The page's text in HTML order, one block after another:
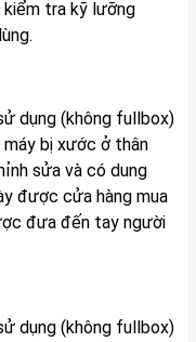
kiểm tra kỹ lưỡng
dụng (không fullbox)
bị xước ở thân
sửa và có dung
được cửa hàng mua
đưa đến tay người
dụng (không fullbox)